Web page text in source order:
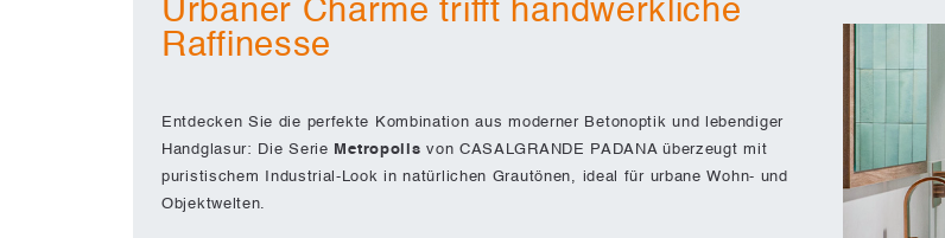
Urbaner Charme trifft handwerkliche
Raffinesse
Entdecken Sie die perfekte Kombination aus moderner Betonoptik und lebendiger
Handglasur: Die Serie Metropolis von CASALGRANDE PADANA überzeugt mit
puristischem Industrial-Look in natürlichen Grautönen, ideal für urbane Wohn- und
Objektwelten.